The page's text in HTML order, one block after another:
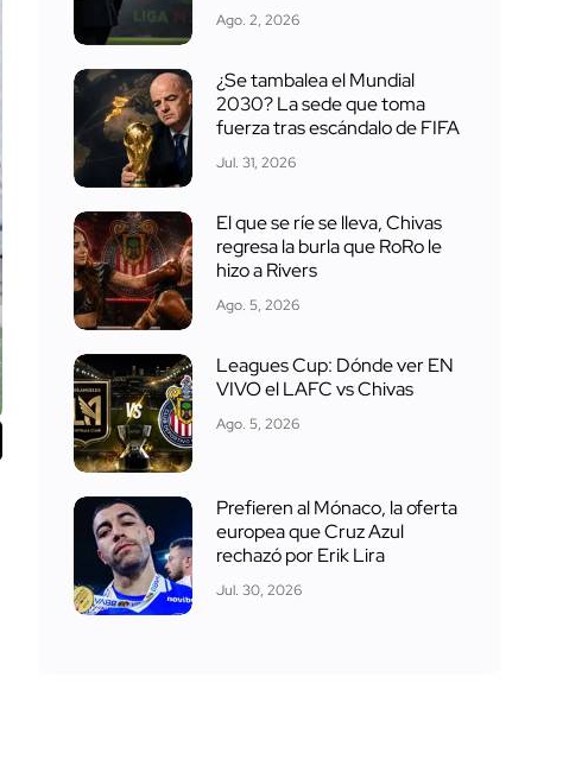
Ago. 2, 2026
¿Se tambalea el Mundial
2030? La sede que toma
fuerza tras escándalo de FIFA
Jul. 31, 2026
El que se ríe se lleva, Chivas
regresa la burla que RoRo le
hizo a Rivers
Ago. 5, 2026
Leagues Cup: Dónde ver EN
VIVO el LAFC vs Chivas
Ago. 5, 2026
Prefieren al Mónaco, la oferta
europea que Cruz Azul
rechazó por Erik Lira
Jul. 30, 2026